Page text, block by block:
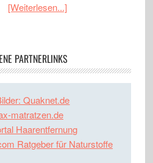
[Weiterlesen...]
PARTNERLINKS
Quaknet.de
matratzen.de
Haarentfernung
Ratgeber für Naturstoffe